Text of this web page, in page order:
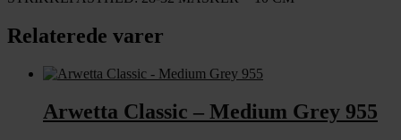
Relaterede varer
Arwetta Classic – Medium Grey 955